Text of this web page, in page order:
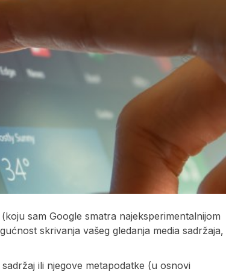
sam Google smatra najeksperimentalnijom
skrivanja vašeg gledanja media sadržaja,
ili njegove metapodatke (u osnovi